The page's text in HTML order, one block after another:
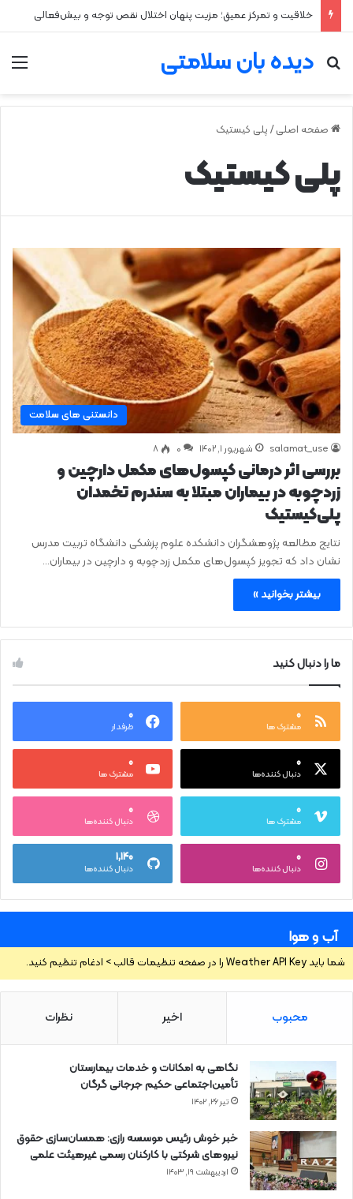
خلاقیت و تمرکز عمیق؛ مزیت پنهان اختلال نقص توجه و بیش‌فعالی
دیده بان سلامتی
جستجو برای
صفحه اصلی / پلی کیستیک
پلی کیستیک
دانستنی های سلامت
salamat_use شهریور ۱, ۱۴۰۲ 0 ۸
بررسی اثر درمانی کپسول‌های مکمل دارچین و
زردچوبه در بیماران مبتلا به سندرم تخمدان
پلی‌کیستیک
نتایج مطالعه پژوهشگران دانشکده علوم پزشکی دانشگاه تربیت مدرس
نشان داد که تجویز کپسول‌های مکمل زردچوبه و دارچین در بیماران…
بیشتر بخوانید »
ما را دنبال کنید
۰
مشترک ها
۰
طرفدار
۰
دنبال کننده‌ها
۰
مشترک ها
۰
مشترک ها
۰
دنبال کننده‌ها
۰
دنبال کننده‌ها
۱,۱۴۰
دنبال کننده‌ها
آب و هوا
شما باید Weather API Key را در صفحه تنظیمات قالب > ادغام تنظیم کنید.
محبوب اخیر نظرات
نگاهی به امکانات و خدمات بیمارستان
تأمین‌اجتماعی حکیم جرجانی گرگان
تیر ۲۶, ۱۴۰۲
خبر خوش رئیس موسسه رازی: همسان‌سازی حقوق
نیروهای شرکتی با کارکنان رسمی غیرهیئت علمی
اردیبهشت ۱۹, ۱۴۰۳